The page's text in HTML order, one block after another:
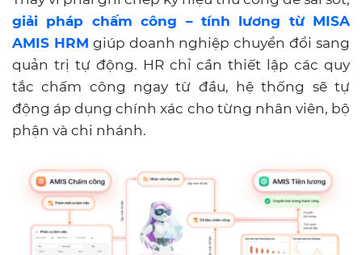
giải pháp chấm công – tính lương từ MISA
AMIS HRM giúp doanh nghiệp chuyển đổi sang
quản trị tự động. HR chỉ cần thiết lập các quy
tắc chấm công ngay từ đầu, hệ thống sẽ tự
động áp dụng chính xác cho từng nhân viên, bộ
phận và chi nhánh.